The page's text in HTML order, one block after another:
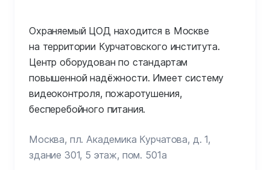
Охраняемый ЦОД находится в Москве
на территории Курчатовского института.
Центр оборудован по стандартам
повышенной надёжности. Имеет систему
видеоконтроля, пожаротушения,
бесперебойного питания.
Москва, пл. Академика Курчатова, д. 1,
здание 301, 5 этаж, пом. 501а